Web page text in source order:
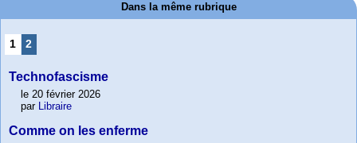
Dans la même rubrique
1 2
Technofascisme
le 20 février 2026
par Libraire
Comme on les enferme